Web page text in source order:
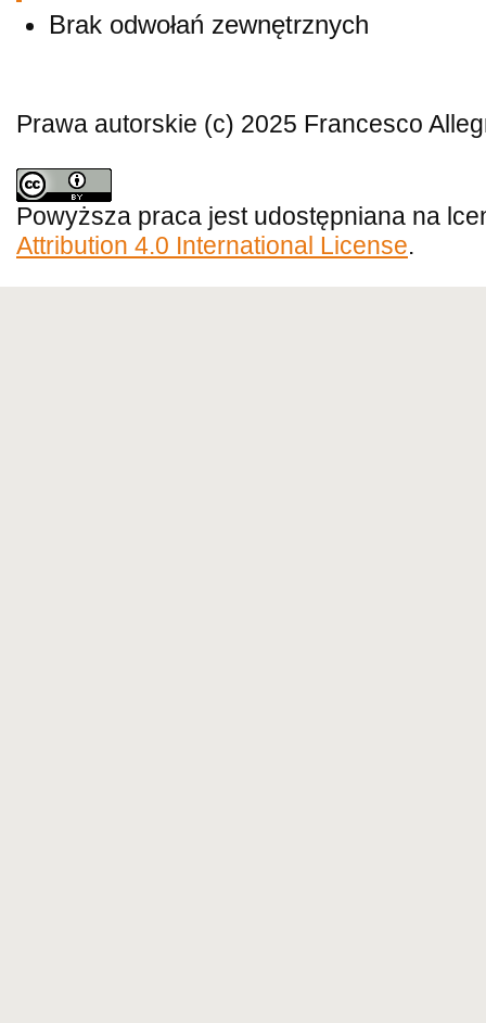
Brak odwołań zewnętrznych
Prawa autorskie (c) 2025 Francesco
Powyższa praca jest udostępniana na
Attribution 4.0 International License.